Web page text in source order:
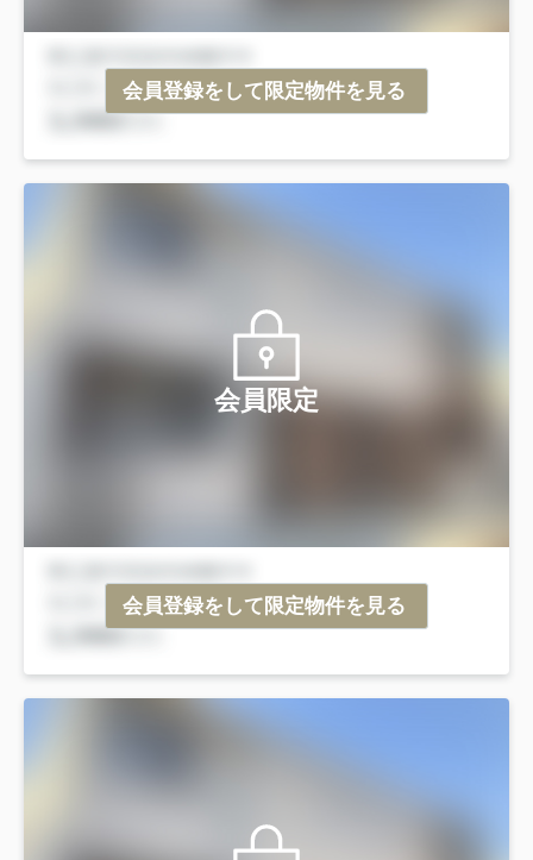
会員登録をして限定物件を見る
会員限定
会員登録をして限定物件を見る